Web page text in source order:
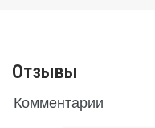
Отзывы
Комментарии